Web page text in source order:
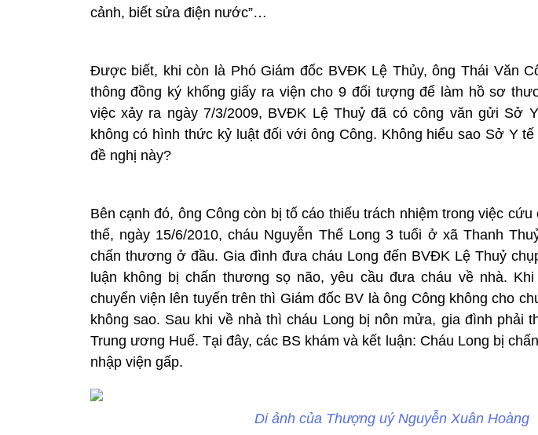
cảnh, biết sửa điện nước”…
Được biết, khi còn là Phó Giám đốc BVĐK Lệ Thủy, ông Thái Văn
thông đồng ký khống giấy ra viện cho 9 đối tượng để làm hồ sơ
việc xảy ra ngày 7/3/2009, BVĐK Lệ Thuỷ đã có công văn gửi Sở
không có hình thức kỷ luật đối với ông Công. Không hiểu sao Sở Y
đề nghị này?
Bên cạnh đó, ông Công còn bị tố cáo thiếu trách nhiệm trong việc
thể, ngày 15/6/2010, cháu Nguyễn Thế Long 3 tuổi ở xã Thanh
chấn thương ở đầu. Gia đình đưa cháu Long đến BVĐK Lệ Thuỷ
luận không bị chấn thương sọ não, yêu cầu đưa cháu về nhà.
chuyển viện lên tuyến trên thì Giám đốc BV là ông Công không cho
không sao. Sau khi về nhà thì cháu Long bị nôn mửa, gia đình phải
Trung ương Huế. Tại đây, các BS khám và kết luận: Cháu Long bị
nhập viện gấp.
Di ảnh của Thượng uý Nguyễn Xuân Hoàng